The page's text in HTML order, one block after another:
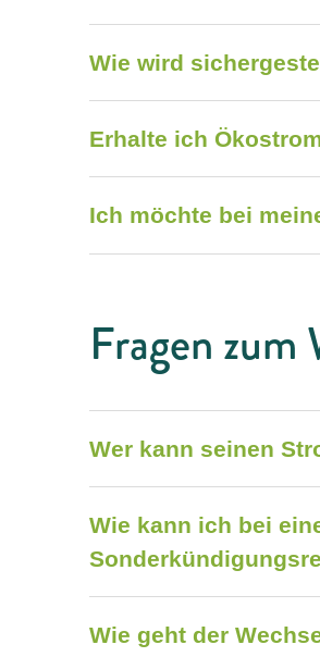
Wie wird
Erhalte ich
Ich möchte bei
Fragen zum
Wer kann seinen
Wie kann ich bei
Wie geht der